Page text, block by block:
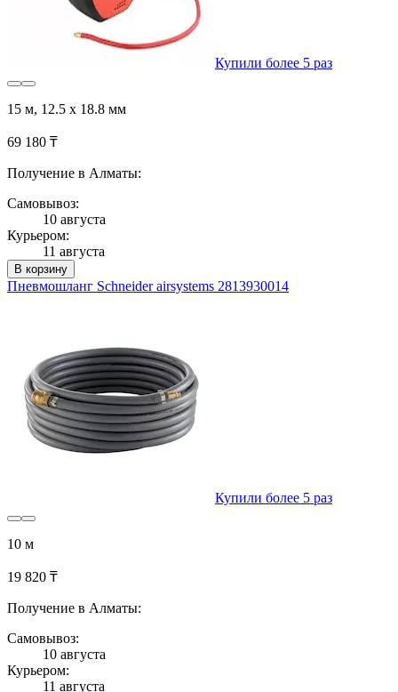
Купили более 5 раз
15 м, 12.5 х 18.8 мм
69 180 ₸
Получение в Алматы:
Самовывоз:
10 августа
Курьером:
11 августа
В корзину
Пневмошланг Schneider airsystems 2813930014
Купили более 5 раз
10 м
19 820 ₸
Получение в Алматы:
Самовывоз:
10 августа
Курьером:
11 августа